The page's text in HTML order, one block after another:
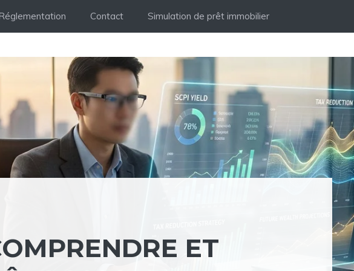
Contact Simulation de prêt immobilier
ET